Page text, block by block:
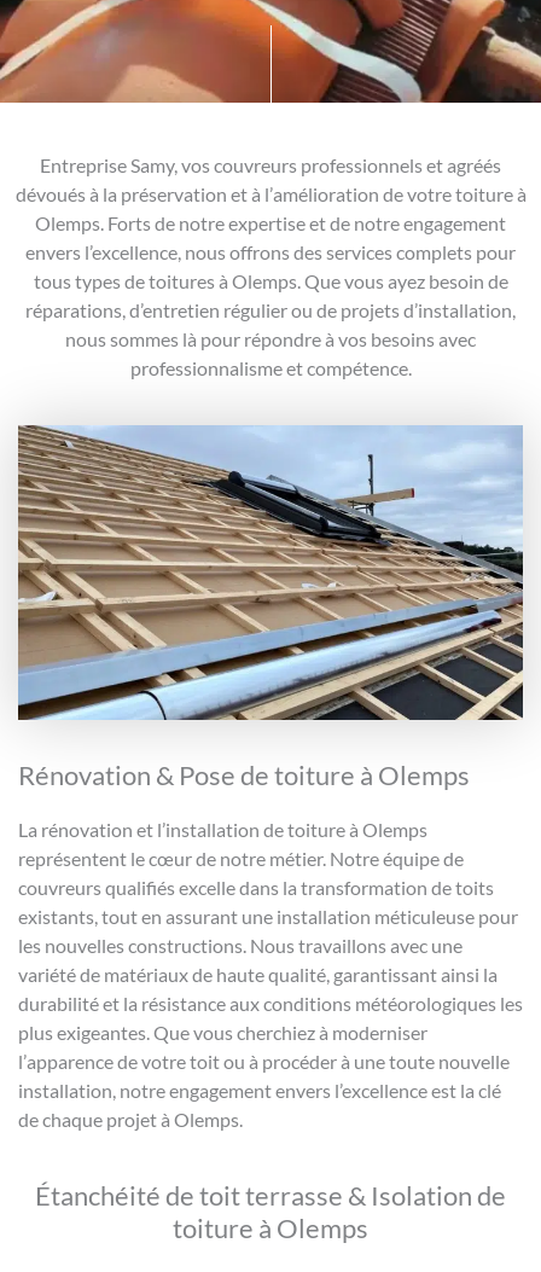
Entreprise Samy, vos couvreurs professionnels et agréés
dévoués à la préservation et à l’amélioration de votre toiture à
Olemps. Forts de notre expertise et de notre engagement
envers l’excellence, nous offrons des services complets pour
tous types de toitures à Olemps. Que vous ayez besoin de
réparations, d’entretien régulier ou de projets d’installation,
nous sommes là pour répondre à vos besoins avec
professionnalisme et compétence.
Rénovation & Pose de toiture à Olemps
La rénovation et l’installation de toiture à Olemps
représentent le cœur de notre métier. Notre équipe de
couvreurs qualifiés excelle dans la transformation de toits
existants, tout en assurant une installation méticuleuse pour
les nouvelles constructions. Nous travaillons avec une
variété de matériaux de haute qualité, garantissant ainsi la
durabilité et la résistance aux conditions météorologiques les
plus exigeantes. Que vous cherchiez à moderniser
l’apparence de votre toit ou à procéder à une toute nouvelle
installation, notre engagement envers l’excellence est la clé
de chaque projet à Olemps.
Étanchéité de toit terrasse & Isolation de
toiture à Olemps